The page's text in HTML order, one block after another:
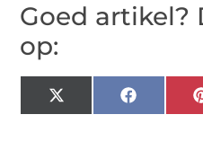
Goed artikel?
op:
X
(Twitter)
Facebook